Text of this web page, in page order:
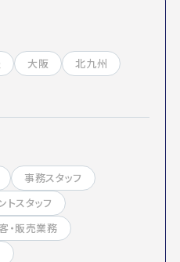
大阪
北九州
事務スタッフ
トスタッフ
・販売業務